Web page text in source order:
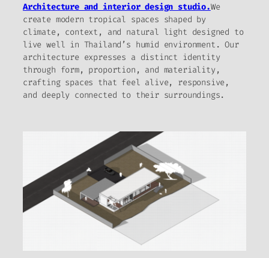
Architecture and interior design studio.We
create modern tropical spaces shaped by
climate, context, and natural light designed to
live well in Thailand’s humid environment. Our
architecture expresses a distinct identity
through form, proportion, and materiality,
crafting spaces that feel alive, responsive,
and deeply connected to their surroundings.